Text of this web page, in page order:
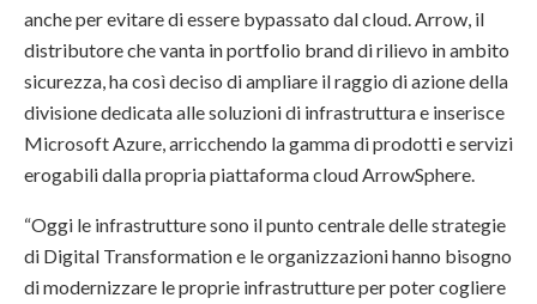
anche per evitare di essere bypassato dal cloud. Arrow, il
distributore che vanta in portfolio brand di rilievo in ambito
sicurezza, ha così deciso di ampliare il raggio di azione della
divisione dedicata alle soluzioni di infrastruttura e inserisce
Microsoft Azure, arricchendo la gamma di prodotti e servizi
erogabili dalla propria piattaforma cloud ArrowSphere.
“Oggi le infrastrutture sono il punto centrale delle strategie
di Digital Transformation e le organizzazioni hanno bisogno
di modernizzare le proprie infrastrutture per poter cogliere